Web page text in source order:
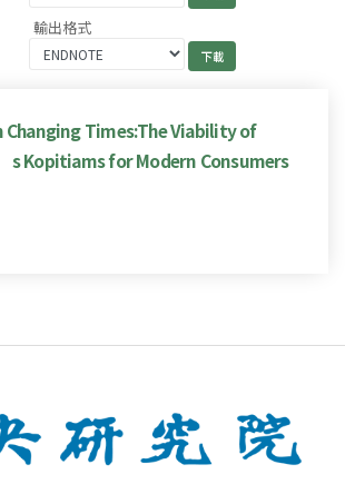
輸出格式
Times:The Viability of
Kopitiams for Modern Consumers